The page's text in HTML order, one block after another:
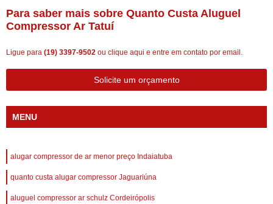
Para saber mais sobre Quanto Custa Aluguel
Compressor Ar Tatuí
Ligue para (19) 3397-9502 ou clique aqui e entre em contato por email.
Solicite um orçamento
MENU
alugar compressor de ar menor preço Indaiatuba
quanto custa alugar compressor Jaguariúna
aluguel compressor ar schulz Cordeirópolis